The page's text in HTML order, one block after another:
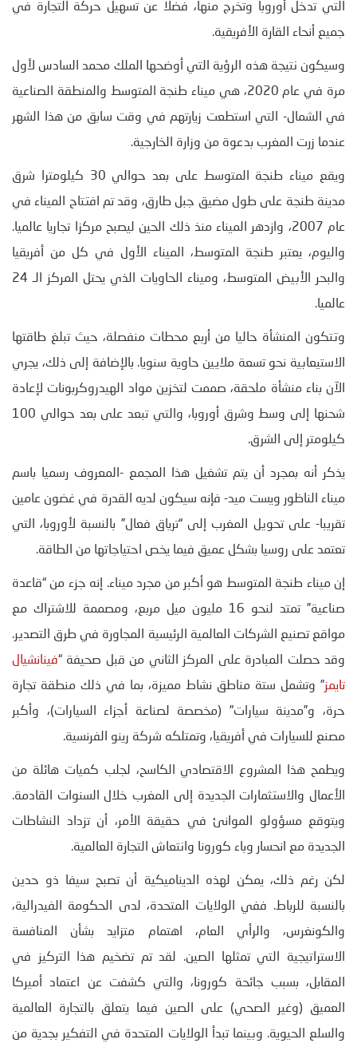
التي تدخل أوروبا وتخرج منها، فضلا عن تسهيل حركة التجارة في
جميع أنحاء القارة الأفريقية.
وسيكون نتيجة هذه الرؤية التي أوضحها الملك محمد السادس لأول
مرة في عام 2020، هي ميناء طنجة المتوسط والمنطقة الصناعية
في الشمال- التي استطعت زيارتهم في وقت سابق من هذا الشهر
عندما زرت المغرب بدعوة من وزارة الخارجية.
ويقع ميناء طنجة المتوسط على بعد حوالي 30 كيلومترا شرق
مدينة طنجة على طول مضيق جبل طارق، وقد تم افتتاح الميناء في
عام 2007، وازدهر الميناء منذ ذلك الحين ليصبح مركزا تجاريا عالميا.
واليوم، يعتبر طنجة المتوسط، الميناء الأول في كل من أفريقيا
والبحر الأبيض المتوسط، وميناء الحاويات الذي يحتل المركز الـ 24
عالميا.
وتتكون المنشأة حاليا من أربع محطات منفصلة، حيث تبلغ طاقتها
الاستيعابية نحو تسعة ملايين حاوية سنويا. بالإضافة إلى ذلك، يجري
الآن بناء منشأة ملحقة، صممت لتخزين مواد الهيدروكربونات لإعادة
شحنها إلى وسط وشرق أوروبا، والتي تبعد على بعد حوالي 100
كيلومتر إلى الشرق.
يذكر أنه بمجرد أن يتم تشغيل هذا المجمع -المعروف رسميا باسم
ميناء الناظور ويست ميد- فإنه سيكون لديه القدرة في غضون عامين
تقريبا- على تحويل المغرب إلى “ترياق فعال” بالنسبة لأوروبا، التي
تعتمد على روسيا بشكل عميق فيما يخص احتياجاتها من الطاقة.
إن ميناء طنجة المتوسط هو أكبر من مجرد ميناء. إنه جزء من “قاعدة
صناعية” تمتد لنحو 16 مليون ميل مربع، ومصممة للاشتراك مع
مواقع تصنيع الشركات العالمية الرئيسية المجاورة في طرق التصدير.
وقد حصلت المبادرة على المركز الثاني من قبل صحيفة “فينانشيال
تايمز” وتشمل ستة مناطق نشاط مميزة، بما في ذلك منطقة تجارة
حرة، و”مدينة سيارات” (مخصصة لصناعة أجزاء السيارات)، وأكبر
مصنع للسيارات في أفريقيا، وتمتلكه شركة رينو الفرنسية.
ويطمح هذا المشروع الاقتصادي الكاسح، لجلب كميات هائلة من
الأعمال والاستثمارات الجديدة إلى المغرب خلال السنوات القادمة.
ويتوقع مسؤولو الموانئ في حقيقة الأمر، أن تزداد النشاطات
الجديدة مع انحسار وباء كورونا وانتعاش التجارة العالمية.
لكن رغم ذلك، يمكن لهذه الديناميكية أن تصبح سيفا ذو حدين
بالنسبة للرباط. ففي الولايات المتحدة، لدى الحكومة الفيدرالية،
والكونغرس، والرأي العام، اهتمام متزايد بشأن المنافسة
الاستراتيجية التي تمثلها الصين. لقد تم تضخيم هذا التركيز في
المقابل، بسبب جائحة كورونا، والتي كشفت عن اعتماد أميركا
العميق (وغير الصحي) على الصين فيما يتعلق بالتجارة العالمية
والسلع الحيوية. وبينما تبدأ الولايات المتحدة في التفكير بجدية من